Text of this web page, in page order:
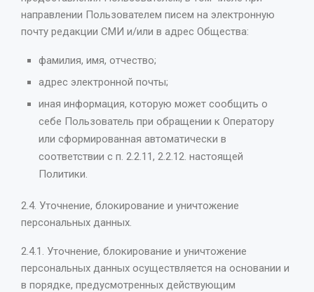
направлении Пользователем писем на электронную
почту редакции СМИ и/или в адрес Общества:
фамилия, имя, отчество;
адрес электронной почты;
иная информация, которую может сообщить о
себе Пользователь при обращении к Оператору
или сформированная автоматически в
соответствии с п. 2.2.11, 2.2.12. настоящей
Политики.
2.4. Уточнение, блокирование и уничтожение
персональных данных.
2.4.1. Уточнение, блокирование и уничтожение
персональных данных осуществляется на основании и
в порядке, предусмотренных действующим